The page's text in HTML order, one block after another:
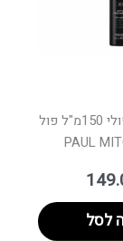
סרום עיצוב טיפולי 150מ"ל פול
לסל